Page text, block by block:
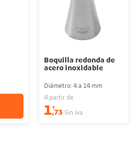
Boquilla redonda de
acero inoxidable
Diámetro: 4 a 14 mm
A partir de
1€
,73 Sin iva